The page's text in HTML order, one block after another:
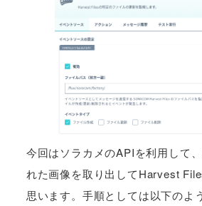
今回はソラカメのAPIを利用して
れた画像を取り出してHarvest
思います。手順としては以下のよ